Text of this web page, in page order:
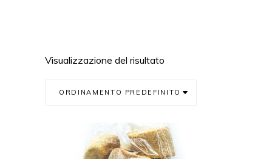
Visualizzazione del risultato
ORDINAMENTO PREDEFINITO